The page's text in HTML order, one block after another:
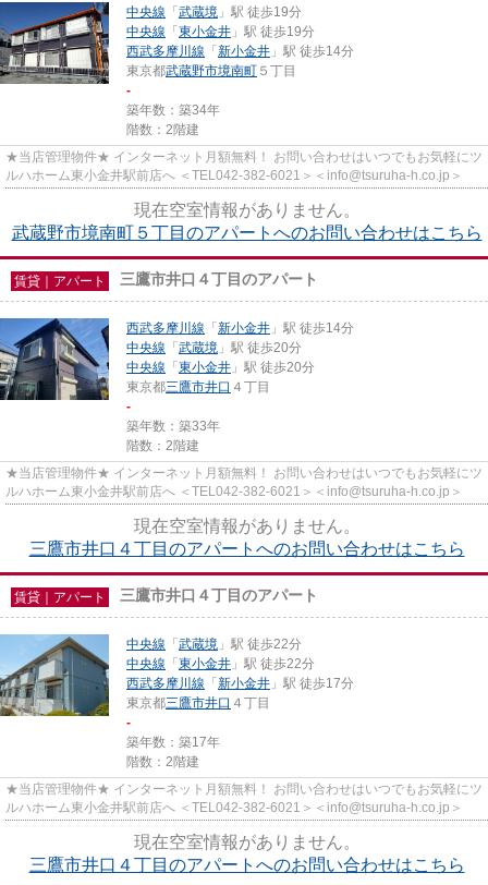
中央線 「 武蔵境 」駅 徒歩19分
中央線 「 東小金井 」駅 徒歩19分
西武多摩川線 「 新小金井 」駅 徒歩14分
東京都武蔵野市境南町 ５丁目
-
築年数：築34年
階数：2階建
★当店管理物件★ インターネット月額無料！ お問い合わせはいつでもお気軽にツ
ルハホーム東小金井駅前店へ ＜TEL042-382-6021＞＜info@tsuruha-h.co.jp＞
現在空室情報がありません。
武蔵野市境南町５丁目のアパートへのお問い合わせはこちら
賃貸｜アパート 三鷹市井口４丁目のアパート
西武多摩川線 「 新小金井 」駅 徒歩14分
中央線 「 武蔵境 」駅 徒歩20分
中央線 「 東小金井 」駅 徒歩20分
東京都三鷹市井口 ４丁目
-
築年数：築33年
階数：2階建
★当店管理物件★ インターネット月額無料！ お問い合わせはいつでもお気軽にツ
ルハホーム東小金井駅前店へ ＜TEL042-382-6021＞＜info@tsuruha-h.co.jp＞
現在空室情報がありません。
三鷹市井口４丁目のアパートへのお問い合わせはこちら
賃貸｜アパート 三鷹市井口４丁目のアパート
中央線 「 武蔵境 」駅 徒歩22分
中央線 「 東小金井 」駅 徒歩22分
西武多摩川線 「 新小金井 」駅 徒歩17分
東京都三鷹市井口 ４丁目
-
築年数：築17年
階数：2階建
★当店管理物件★ インターネット月額無料！ お問い合わせはいつでもお気軽にツ
ルハホーム東小金井駅前店へ ＜TEL042-382-6021＞＜info@tsuruha-h.co.jp＞
現在空室情報がありません。
三鷹市井口４丁目のアパートへのお問い合わせはこちら